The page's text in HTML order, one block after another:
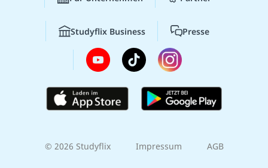
Studyflix Business Presse
© 2026 Studyflix Impressum AGB